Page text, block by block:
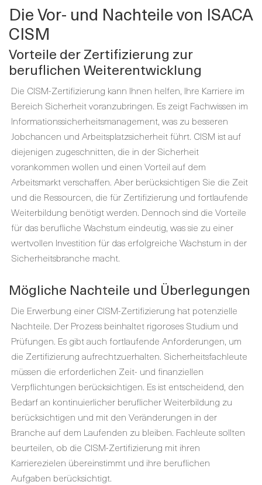
Die Vor- und Nachteile von ISACA
CISM
Vorteile der Zertifizierung zur
beruflichen Weiterentwicklung
Die CISM-Zertifizierung kann Ihnen helfen, Ihre Karriere im
Bereich Sicherheit voranzubringen. Es zeigt Fachwissen im
Informationssicherheitsmanagement, was zu besseren
Jobchancen und Arbeitsplatzsicherheit führt. CISM ist auf
diejenigen zugeschnitten, die in der Sicherheit
vorankommen wollen und einen Vorteil auf dem
Arbeitsmarkt verschaffen. Aber berücksichtigen Sie die Zeit
und die Ressourcen, die für Zertifizierung und fortlaufende
Weiterbildung benötigt werden. Dennoch sind die Vorteile
für das berufliche Wachstum eindeutig, was sie zu einer
wertvollen Investition für das erfolgreiche Wachstum in der
Sicherheitsbranche macht.
Mögliche Nachteile und Überlegungen
Die Erwerbung einer CISM-Zertifizierung hat potenzielle
Nachteile. Der Prozess beinhaltet rigoroses Studium und
Prüfungen. Es gibt auch fortlaufende Anforderungen, um
die Zertifizierung aufrechtzuerhalten. Sicherheitsfachleute
müssen die erforderlichen Zeit- und finanziellen
Verpflichtungen berücksichtigen. Es ist entscheidend, den
Bedarf an kontinuierlicher beruflicher Weiterbildung zu
berücksichtigen und mit den Veränderungen in der
Branche auf dem Laufenden zu bleiben. Fachleute sollten
beurteilen, ob die CISM-Zertifizierung mit ihren
Karrierezielen übereinstimmt und ihre beruflichen
Aufgaben berücksichtigt.